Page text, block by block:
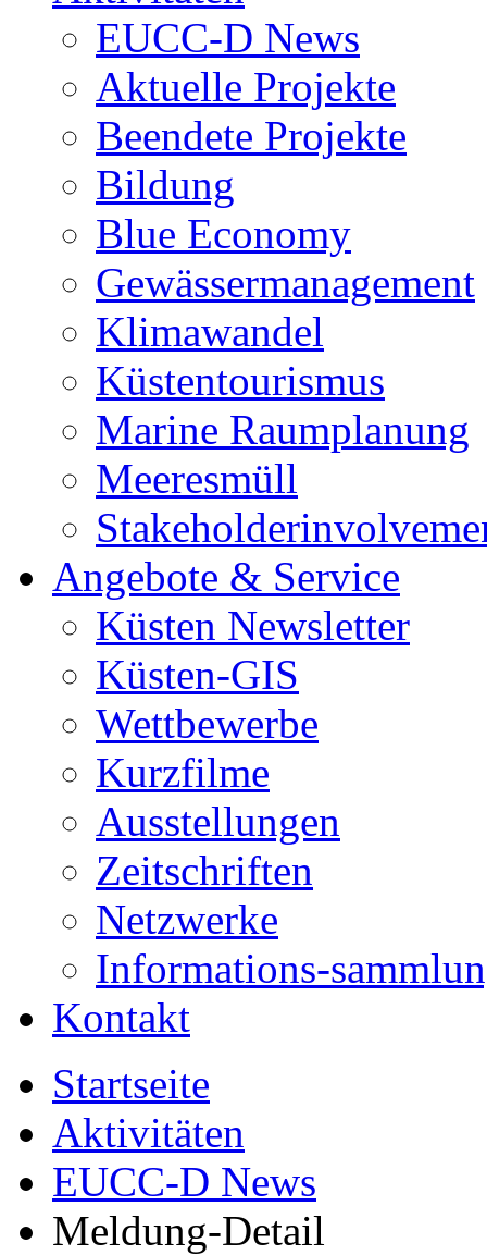
EUCC-D News
Aktuelle Projekte
Beendete Projekte
Bildung
Blue Economy
Gewässermanagement
Klimawandel
Küstentourismus
Marine Raumplanung
Meeresmüll
Angebote & Service
Küsten Newsletter
Küsten-GIS
Wettbewerbe
Kurzfilme
Ausstellungen
Zeitschriften
Netzwerke
Informations-
Kontakt
Startseite
Aktivitäten
EUCC-D News
Meldung-Detail